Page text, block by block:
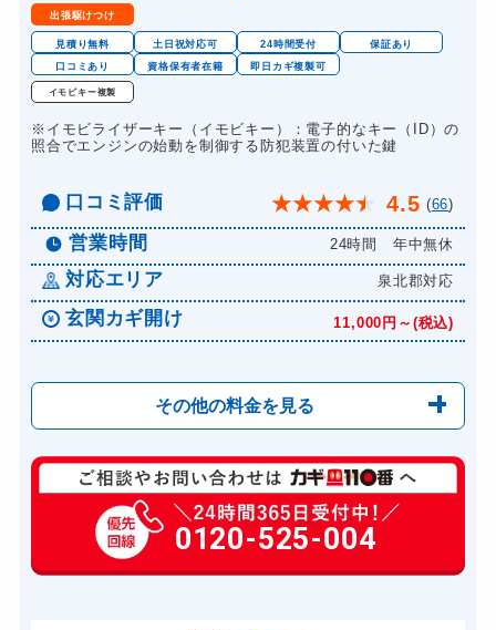
出張駆けつけ
見積り無料 土日祝対応可 24時間受付
保証あり
口コミあり
資格保有者在籍 即日カギ複製可
イモビキー複製
※イモビライザーキー（イモビキー）：電子的なキー（ID）の
照合でエンジンの始動を制御する防犯装置の付いた鍵
口コミ評価 ★★★★★ 4.5 (66)
営業時間 24時間 年中無休
対応エリア 泉北郡対応
玄関カギ開け 11,000円～(税込)
その他の料金を見る
玄関カギ修理 6,600円～(税込)
玄関カギ作成 14,300円～(税込)
玄関カギ交換 14,300円～(税込)
0120-525-004